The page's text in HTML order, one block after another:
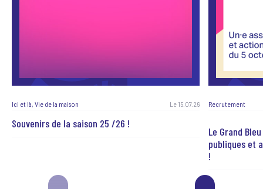
Ici et là, Vie de la maison Le 15.07.26
Souvenirs de la saison 25 /26 !
Recrutement
Le Grand
publiques et
!